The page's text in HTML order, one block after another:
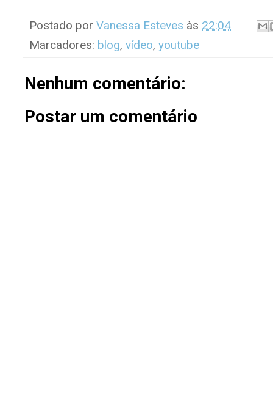
Postado por Vanessa Esteves às 22:04
Marcadores: blog, vídeo, youtube
Nenhum comentário:
Postar um comentário